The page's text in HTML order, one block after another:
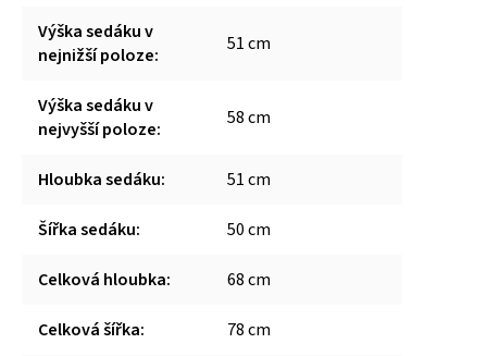
Výška sedáku v
nejnižší poloze: 51 cm
Výška sedáku v
nejvyšší poloze: 58 cm
Hloubka sedáku: 51 cm
Šířka sedáku: 50 cm
Celková hloubka: 68 cm
Celková šířka: 78 cm